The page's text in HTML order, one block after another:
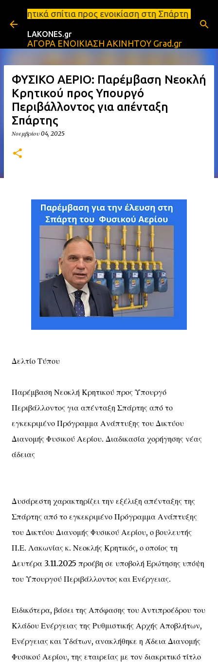
Μετάβαση στο κύριο περιεχόμενο
προς ενοικίαση στη Σπάρτη Ενοικιάσεις
LAKONES.gr
ΑΓΟΡΑ ΕΝΟΙΚΙΑΣΗ ΑΚΙΝΗΤΟΥ Grad.gr
ΦΥΣΙΚΟ ΑΕΡΙΟ: Παρέμβαση Νεοκλή
Κρητικού προς Υπουργό
Περιβάλλοντος για απένταξη
Σπάρτης
Νοεμβρίου 04, 2025
Δελτίο Τύπου
Παρέμβαση Νεοκλή Κρητικού προς Υπουργό
Περιβάλλοντος για απένταξη Σπάρτης από το
εγκεκριμένο Πρόγραμμα Ανάπτυξης του Δικτύου
Διανομής Φυσικού Αερίου. Διαδικασία χορήγησης νέας
άδειας
Δυσάρεστη χαρακτηρίζει την εξέλιξη απένταξης της
Σπάρτης από το εγκεκριμένο Πρόγραμμα Ανάπτυξης
του Δικτύου Διανομής Φυσικού Αερίου, ο βουλευτής
Π.Ε. Λακωνίας κ. Νεοκλής Κρητικός, ο οποίος τη
Δευτέρα 3.11.2025 προέβη σε υποβολή Ερώτησης υπόψη
του Υπουργού Περιβάλλοντος και Ενέργειας.
Ειδικότερα, βάσει της Απόφασης του Αντιπροέδρου του
Κλάδου Ενέργειας της Ρυθμιστικής Αρχής Αποβλήτων,
Ενέργειας και Υδάτων, ανακλήθηκε η Άδεια Διανομής
Φυσικού Αερίου, της εταιρείας με τον διακριτικό τίτλο